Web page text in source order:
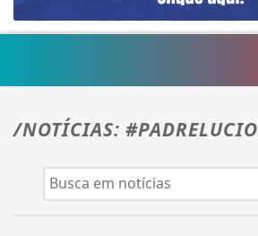
/NOTÍCIAS: #PADRELUCIO